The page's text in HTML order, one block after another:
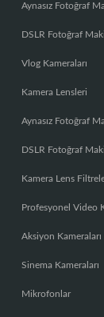
Aynasız Fotoğraf
DSLR Fotoğraf
Vlog Kameraları
Kamera Lensleri
Aynasız Fotoğraf
DSLR Fotoğraf
Kamera Lens
Profesyonel Video
Aksiyon Kameraları
Sinema Kameraları
Mikrofonlar